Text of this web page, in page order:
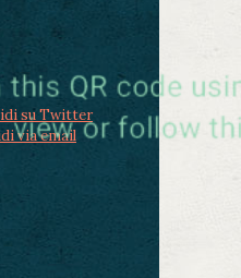
su Twitter
via email